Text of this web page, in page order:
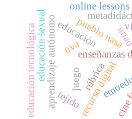
educación
enseñanzas
juego
uva
recurso digital
aprendizaje autónomotejido
pueblo nasa
educación sexual
educación tecnológica
online lessons
rúbrica